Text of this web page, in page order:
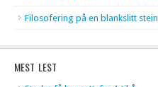
Filosofering på en blankslitt stein
MEST LEST